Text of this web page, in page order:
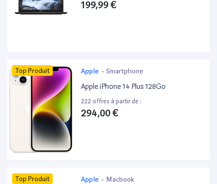
199,99 €
Top Produit Apple - Smartphone
Apple iPhone 14 Plus 128Go
222 offres à partir de :
294,00 €
Top Produit Apple - Macbook